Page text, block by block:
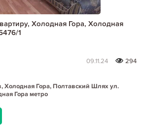
Холодная Гора, Холодная
1
09.11.24
294
Холодная Гора, Полтавский Шлях ул.
Гора метро